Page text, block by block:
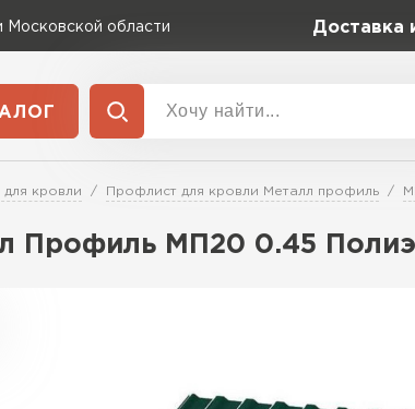
Московской области Доставка
забора
Бренд
Гранд Лайн
кровли Профлист для кровли Металл профиль
Профиль МП20 0.45